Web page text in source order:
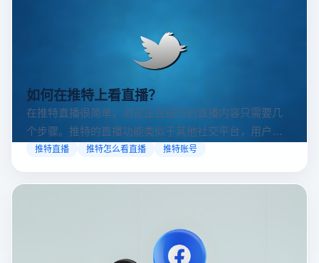
如何在推特上看直播？
在推特直播很简单，浏览正在进行的直播内容只需要几
个步骤。推特的直播功能类似于其他社交平台，用户可
以通过关注自己喜欢的账号、浏览话题标签或查看实时
可以随时随地参与实时互动，无论是关注新闻事件、休
推特直播 推特怎么看直播 推特账号